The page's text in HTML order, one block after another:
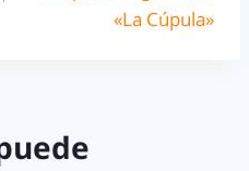
«La Cúpula»